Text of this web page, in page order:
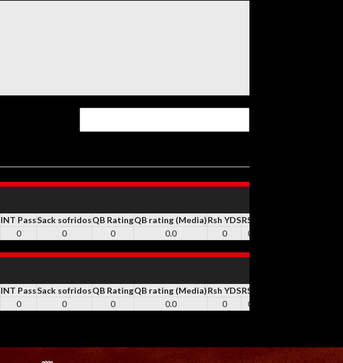
INT PassSack sofridosQB RatingQB rating (Media)Rsh YDSRSH
0 0 0 0.0 0 0
INT PassSack sofridosQB RatingQB rating (Media)Rsh YDSRSH
0 0 0 0.0 0 0